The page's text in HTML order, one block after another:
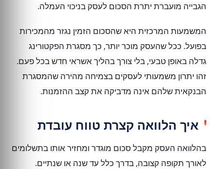
הגבייה מועברת יתרת הסכום לעסק בניכוי העמלה.
המשמעות המרכזית היא שהסכום הזמין נגזר מהמכירות
בפועל. ככל שהעסק מוכר יותר, כך מסגרת הפקטורינג
גדלה באופן טבעי, בלי צורך בהליך אשראי חדש בכל פעם.
זהו יתרון משמעותי לעסקים בצמיחה מהירה שהמסגרת
הבנקאית שלהם אינה מדביקה את קצב ההזמנות.
איך הלוואה קצרת טווח עובדת
בהלוואה העסק מקבל סכום מוגדר ומחזיר אותו בתשלומים
לאורך תקופה קצובה, בדרך כלל עד שנה או שנתיים.